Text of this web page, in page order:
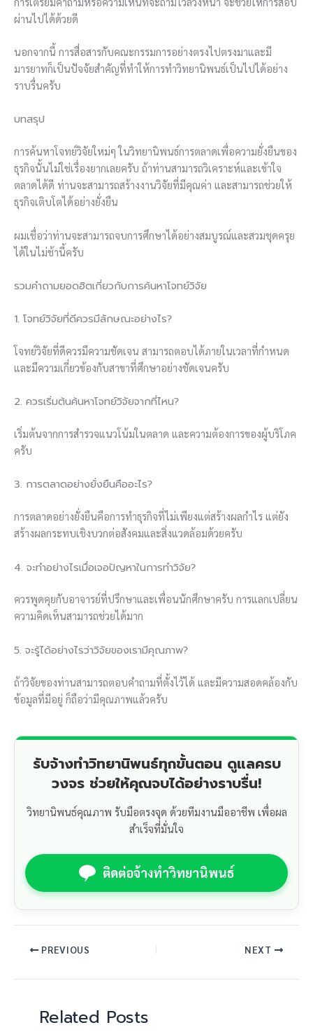
ผ่านไปได้ด้วยดี
นอกจากนี้ การสื่อสารกับคณะกรรมการอย่างตรงไปตรงมาและมี
มารยาทก็เป็นปัจจัยสำคัญที่ทำให้การทำวิทยานิพนธ์เป็นไปได้อย่าง
ราบรื่นครับ
บทสรุป
การค้นหาโจทย์วิจัยใหม่ๆ ในวิทยานิพนธ์การตลาดเพื่อความยั่งยืนของ
ธุรกิจนั้นไม่ใช่เรื่องยากเลยครับ ถ้าท่านสามารถวิเคราะห์และเข้าใจ
ตลาดได้ดี ท่านจะสามารถสร้างงานวิจัยที่มีคุณค่า และสามารถช่วยให้
ธุรกิจเติบโตได้อย่างยั่งยืน
ผมเชื่อว่าท่านจะสามารถจบการศึกษาได้อย่างสมบูรณ์และสวมชุดครุย
ได้ในไม่ช้านี้ครับ
รวมคำถามยอดฮิตเกี่ยวกับการค้นหาโจทย์วิจัย
1. โจทย์วิจัยที่ดีควรมีลักษณะอย่างไร?
โจทย์วิจัยที่ดีควรมีความชัดเจน สามารถตอบได้ภายในเวลาที่กำหนด
และมีความเกี่ยวข้องกับสาขาที่ศึกษาอย่างชัดเจนครับ
2. ควรเริ่มต้นค้นหาโจทย์วิจัยจากที่ไหน?
เริ่มต้นจากการสำรวจแนวโน้มในตลาด และความต้องการของผู้บริโภค
ครับ
3. การตลาดอย่างยั่งยืนคืออะไร?
การตลาดอย่างยั่งยืนคือการทำธุรกิจที่ไม่เพียงแต่สร้างผลกำไร แต่ยัง
สร้างผลกระทบเชิงบวกต่อสังคมและสิ่งแวดล้อมด้วยครับ
4. จะทำอย่างไรเมื่อเจอปัญหาในการทำวิจัย?
ควรพูดคุยกับอาจารย์ที่ปรึกษาและเพื่อนนักศึกษาครับ การแลกเปลี่ยน
ความคิดเห็นสามารถช่วยได้มาก
5. จะรู้ได้อย่างไรว่าวิจัยของเรามีคุณภาพ?
ถ้าวิจัยของท่านสามารถตอบคำถามที่ตั้งไว้ได้ และมีความสอดคล้องกับ
ข้อมูลที่มีอยู่ ก็ถือว่ามีคุณภาพแล้วครับ
รับจ้างทำวิทยานิพนธ์ทุกขั้นตอน ดูแลครบ
วงจร ช่วยให้คุณจบได้อย่างราบรื่น!
วิทยานิพนธ์คุณภาพ รับมือตรงจุด ด้วยทีมงานมืออาชีพ เพื่อผล
สำเร็จที่มั่นใจ
ติดต่อจ้างทำวิทยานิพนธ์
PREVIOUS NEXT
Related Posts